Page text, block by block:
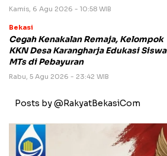
Kamis, 6 Agu 2026 - 10:58 WIB
Bekasi
Cegah Kenakalan Remaja, Kelompok
KKN Desa Karangharja Edukasi Siswa
MTs di Pebayuran
Rabu, 5 Agu 2026 - 23:42 WIB
Posts by @RakyatBekasiCom